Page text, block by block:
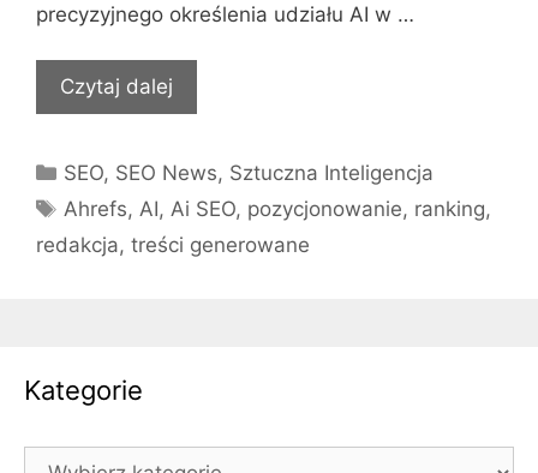
precyzyjnego określenia udziału AI w …
Czytaj dalej
Kategorie
SEO, SEO News, Sztuczna Inteligencja
Tagi
Ahrefs,AI,Ai SEO, pozycjonowanie, ranking,
redakcja, treści generowane
Kategorie
Kategorie